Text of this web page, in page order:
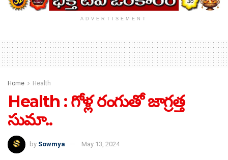
ADVERTISEMENT
Home Health
Health : గోళ్ల రంగుతో జాగ్రత్త
సుమా..
by Sowmya May 13, 2024